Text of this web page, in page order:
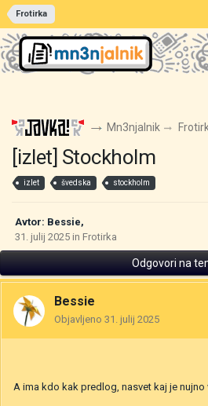
Frotirka
Mn3njalnik
[izlet] Stockholm
izlet švedska stockholm
Avtor: Bessie,
31. julij 2025 in Frotirka
Odgovori na
Bessie
Objavljeno 31. julij 2025
A ima kdo kak predlog, nasvet kaj je nujno